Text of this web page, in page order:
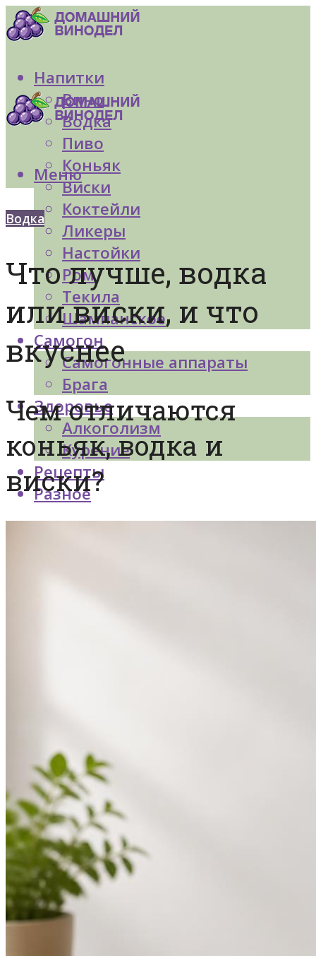
Напитки
Вино
Водка
Пиво
Коньяк
Виски
Коктейли
Ликеры
Настойки
Ром
Текила
Шампанское
Самогон
Самогонные аппараты
Брага
Здоровье
Алкоголизм
Курение
Рецепты
Разное
Меню
Водка
Что лучше, водка
или виски, и что
вкуснее
Чем отличаются
коньяк, водка и
виски?